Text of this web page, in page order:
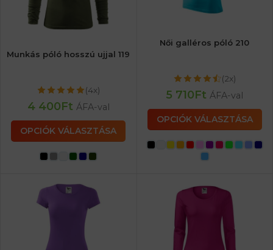
Munkás póló hosszú ujjal 119
(4x)
4 400Ft ÁFA-val
OPCIÓK VÁLASZTÁSA
Női galléros póló 210
(2x)
5 710Ft ÁFA-val
OPCIÓK VÁLASZTÁSA